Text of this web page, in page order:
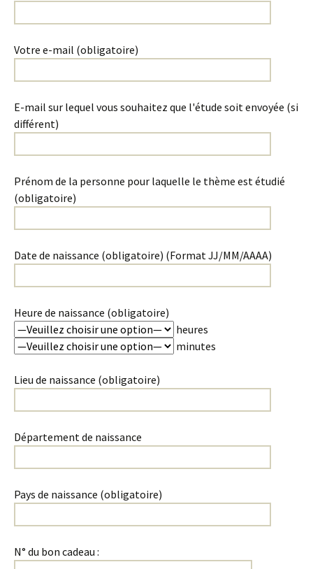
Votre e-mail (obligatoire)
E-mail sur lequel vous souhaitez que l'étude soit envoyée (si
différent)
Prénom de la personne pour laquelle le thème est étudié
(obligatoire)
Date de naissance (obligatoire) (Format JJ/MM/AAAA)
Heure de naissance (obligatoire)
heures
minutes
Lieu de naissance (obligatoire)
Département de naissance
Pays de naissance (obligatoire)
N° du bon cadeau :